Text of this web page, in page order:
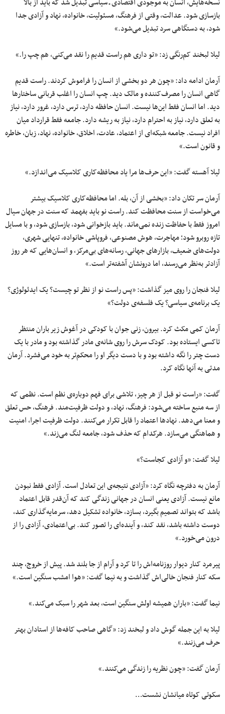
بازسازی شود. عدالت، وقتی از فرهنگ، مسئولیت، خانواده، نهاد و آزادی جدا
شود، به دستگاهی سرد تبدیل می‌شود.»
لیلا لبخند کم‌رنگی زد: «تو داری هم راست قدیم را نقد می‌کنی، هم چپ را.»
آرمان ادامه داد: «چون هر دو بخشی از انسان را فراموش کردند. راست قدیم
گاهی انسان را مصرف‌کننده و مالک دید. چپ انسان را اغلب قربانی ساختارها
دید. اما انسان فقط این‌ها نیست. انسان حافظه دارد، ترس دارد، غرور دارد، نیاز
به تعلق دارد، نیاز به احترام دارد، نیاز به ریشه دارد. جامعه فقط قرارداد میان
افراد نیست. جامعه شبکه‌ای از اعتماد، عادت، اخلاق، خانواده، نهاد، زبان، خاطره
و قانون است.»
لیلا آهسته گفت: «این حرف‌ها مرا یاد محافظه‌کاری کلاسیک می‌اندازد.»
آرمان سر تکان داد: «بخشی از آن، بله. اما محافظه‌کاری کلاسیک بیشتر
می‌خواست از سنت محافظت کند. راست نو باید بفهمد که سنت در جهان سیال
امروز فقط با حفاظت زنده نمی‌ماند. باید بازخوانی شود، بازسازی شود، و با مسایل
تازه روبرو شود؛ مهاجرت، هوش مصنوعی، فروپاشی خانواده، تنهایی شهری،
دولت‌های ضعیف، بازارهای جهانی، رسانه‌های بی‌مرکز، و انسان‌هایی که هر روز
آزادتر به‌نظر می‌رسند، اما درونشان آشفته‌تر است.»
لیلا فنجان را روی میز گذاشت: «پس راست نو از نظر تو چیست؟ یک ایدئولوژی؟
یک برنامه‌ی سیاسی؟ یک فلسفه‌ی دولت؟»
آرمان کمی مکث کرد. بیرون، زنی جوان با کودکی در آغوش زیر باران منتظر
تاکسی ایستاده بود. کودک سرش را روی شانه‌ی مادر گذاشته بود و مادر با یک
دست چتر را نگه داشته بود و با دست دیگر او را محکم‌تر به خود می‌فشرد. آرمان
مدتی به آنها نگاه کرد.
گفت: «راست نو قبل از هر چیز، تلاشی برای فهم دوباره‌ی نظم است. نظمی که
از سه منبع ساخته می‌شود: فرهنگ، نهاد، و دولت ظرفیت‌مند. فرهنگ، حس تعلق
و معنا می‌دهد. نهادها اعتماد را قابل تکرار می‌کنند. دولت ظرفیت اجرا، امنیت
و هماهنگی می‌سازد. هرکدام که حذف شود، جامعه لنگ می‌زند.»
لیلا گفت: «و آزادی کجاست؟»
آرمان به دفترچه نگاه کرد: «آزادی نتیجه‌ی این تعادل است. آزادی فقط نبودن
مانع نیست. آزادی یعنی انسان در جهانی زندگی کند که آن‌قدر قابل اعتماد
باشد که بتواند تصمیم بگیرد، بسازد، خانواده تشکیل دهد، سرمایه‌گذاری کند،
دوست داشته باشد، نقد کند، و آینده‌ای را تصور کند. بی‌اعتمادی، آزادی را از
درون می‌خورد.»
پیرمرد کنار دیوار روزنامه‌اش را تا کرد و آرام از جا بلند شد. پیش از خروج، چند
سکه کنار فنجان خالی‌اش گذاشت و به نیما گفت: «هوا امشب سنگین است.»
نیما گفت: «باران همیشه اولش سنگین است، بعد شهر را سبک می‌کند.»
لیلا به این جمله گوش داد و لبخند زد: «گاهی صاحب کافه‌ها از استادان بهتر
حرف می‌زنند.»
آرمان گفت: «چون نظریه را زندگی می‌کنند.»
سکوتی کوتاه میانشان نشست…